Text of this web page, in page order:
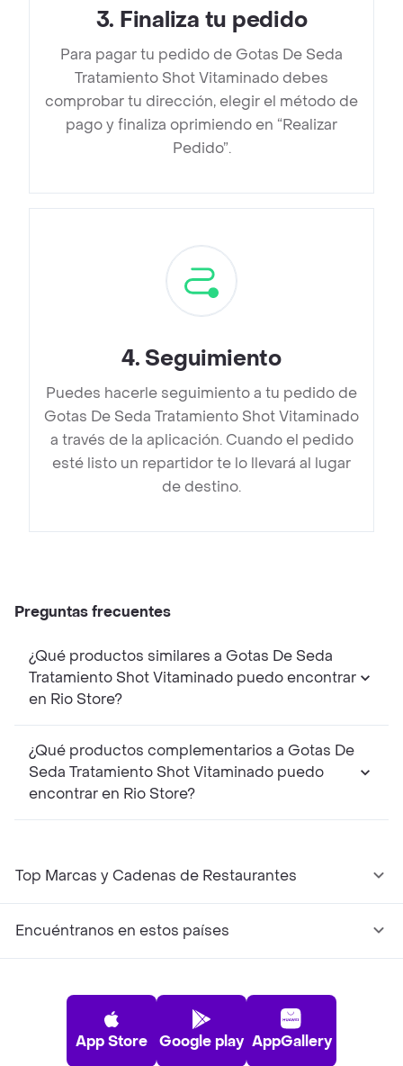
3. Finaliza tu pedido
Para pagar tu pedido de Gotas De Seda
Tratamiento Shot Vitaminado debes
comprobar tu dirección, elegir el método de
pago y finaliza oprimiendo en “Realizar
Pedido”.
4. Seguimiento
Puedes hacerle seguimiento a tu pedido de
Gotas De Seda Tratamiento Shot Vitaminado
a través de la aplicación. Cuando el pedido
esté listo un repartidor te lo llevará al lugar
de destino.
Preguntas frecuentes
¿Qué productos similares a Gotas De Seda
Tratamiento Shot Vitaminado puedo encontrar
en Rio Store?
¿Qué productos complementarios a Gotas De
Seda Tratamiento Shot Vitaminado puedo
encontrar en Rio Store?
Top Marcas y Cadenas de Restaurantes
Encuéntranos en estos países
App Store Google play AppGallery